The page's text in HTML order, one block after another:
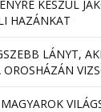
KÉSZÜL
HAZÁNKAT
LÁNYT,